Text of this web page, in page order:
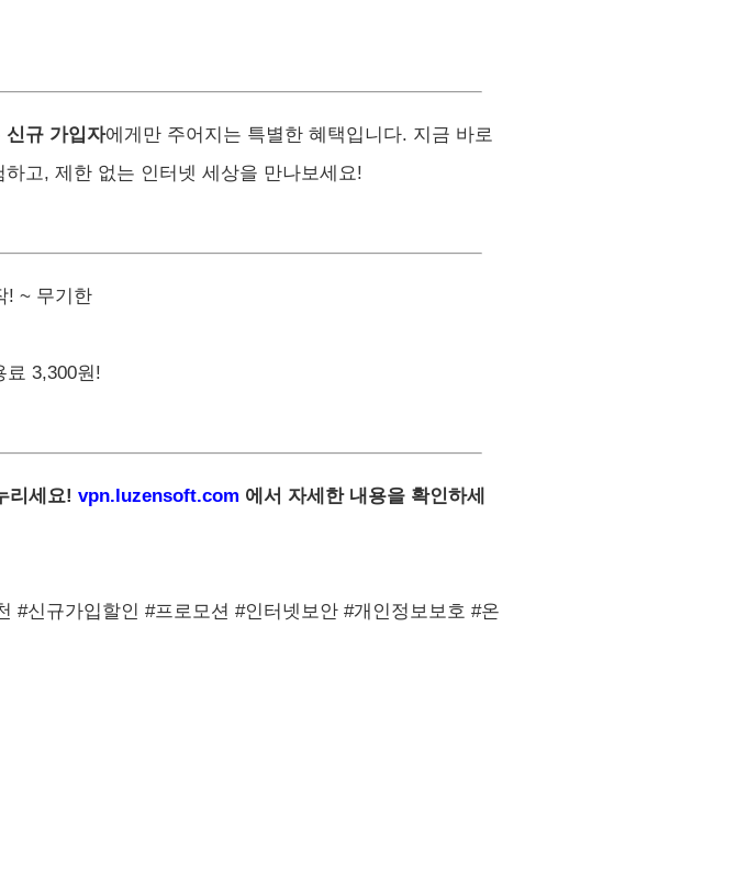
신규 가입자에게만 주어지는 특별한 혜택입니다. 지금 바로
고, 제한 없는 인터넷 세상을 만나보세요!
! ~ 무기한
료 3,300원!
리세요! vpn.luzensoft.com 에서 자세한 내용을 확인하세
#신규가입할인 #프로모션 #인터넷보안 #개인정보보호 #온